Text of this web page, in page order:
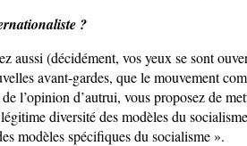
?
aussi (décidément, vos yeux se sont
avant-gardes, que le mouvement
l’opinion d’autrui, vous proposez de
diversité des modèles du
modèles spécifiques du socialisme ».